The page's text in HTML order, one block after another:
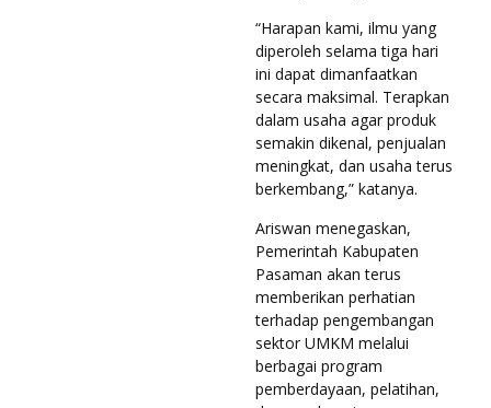
“Harapan kami, ilmu yang
diperoleh selama tiga hari
ini dapat dimanfaatkan
secara maksimal. Terapkan
dalam usaha agar produk
semakin dikenal, penjualan
meningkat, dan usaha terus
berkembang,” katanya.
Ariswan menegaskan,
Pemerintah Kabupaten
Pasaman akan terus
memberikan perhatian
terhadap pengembangan
sektor UMKM melalui
berbagai program
pemberdayaan, pelatihan,